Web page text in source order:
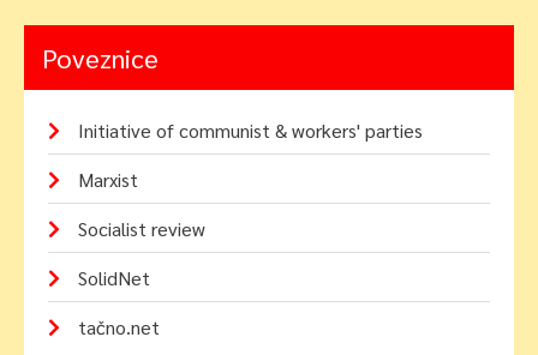
Poveznice
Initiative of communist & workers' parties
Marxist
Socialist review
SolidNet
tačno.net